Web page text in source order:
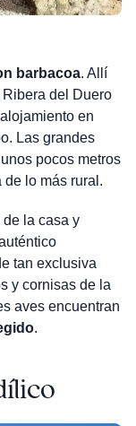
barbacoa. Allí
Ribera del Duero
en
Las grandes
pocos metros
lo más rural.
de la casa y
tan exclusiva
y cornisas de la
aves encuentran
.